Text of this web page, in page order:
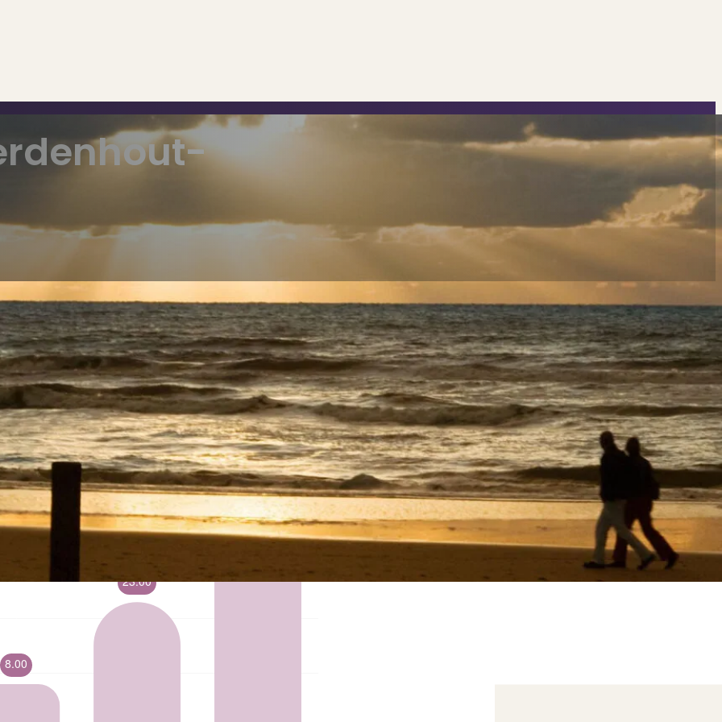
kennis...
op maat
probleem! Bekijk ook...
Loosdrecht
Loenen aan de Vecht
Hilversum
Overveen
Veen en Duin
Wildhoef